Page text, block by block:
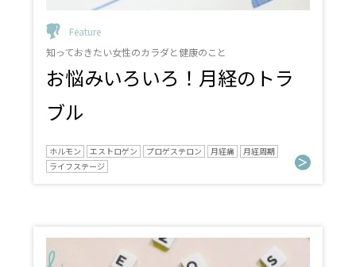
Feature
知っておきたい女性のカラダと健康のこと
お悩みいろいろ！月経のトラ
ブル
ホルモン エストロゲン プロゲステロン 月経痛
月経周期
ライフステージ